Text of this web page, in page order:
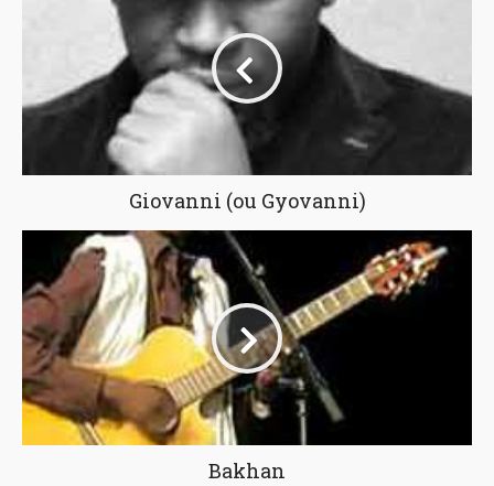
Giovanni (ou Gyovanni)
Bakhan